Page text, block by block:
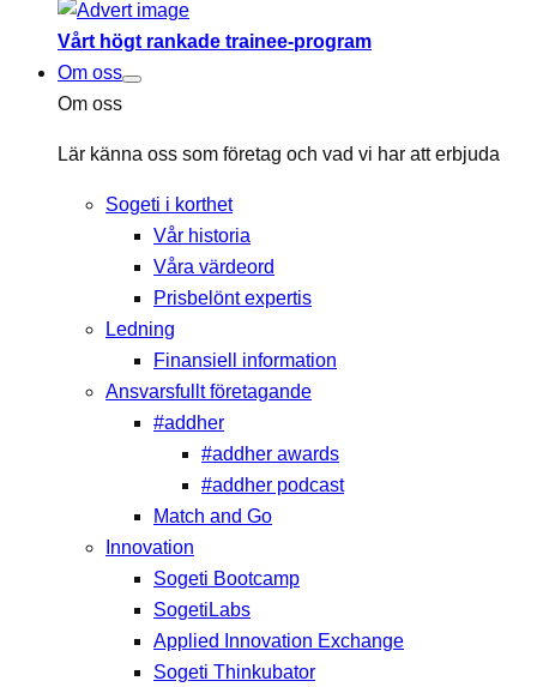
Vårt högt rankade trainee-program
Om oss
Om oss
Lär känna oss som företag och vad vi har att erbjuda
Sogeti i korthet
Vår historia
Våra värdeord
Prisbelönt expertis
Ledning
Finansiell information
Ansvarsfullt företagande
#addher
#addher awards
#addher podcast
Match and Go
Innovation
Sogeti Bootcamp
SogetiLabs
Applied Innovation Exchange
Sogeti Thinkubator